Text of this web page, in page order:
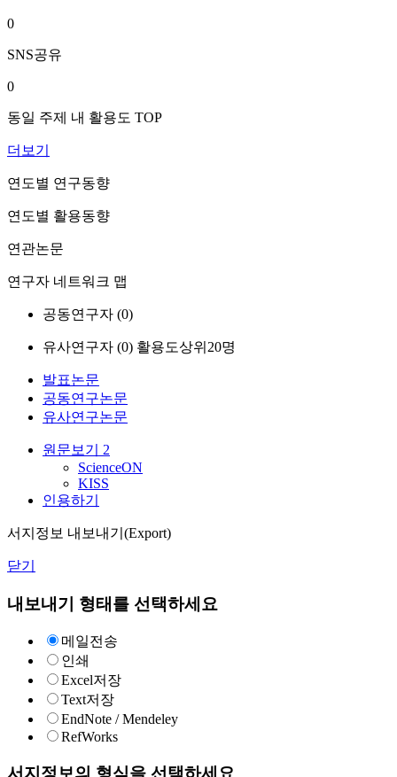
0
SNS공유
0
동일 주제 내 활용도 TOP
더보기
연도별 연구동향
연도별 활용동향
연관논문
연구자 네트워크 맵
공동연구자 (0)
유사연구자 (0) 활용도상위20명
발표논문
공동연구논문
유사연구논문
원문보기 2
ScienceON
KISS
인용하기
서지정보 내보내기(Export)
닫기
내보내기 형태를 선택하세요
메일전송
인쇄
Excel저장
Text저장
EndNote / Mendeley
RefWorks
서지정보의 형식을 선택하세요